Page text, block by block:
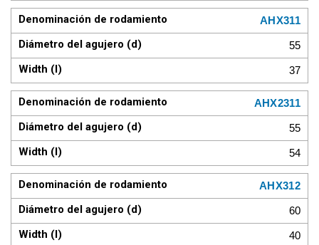
AHX311
55
37
AHX2311
55
54
AHX312
60
40